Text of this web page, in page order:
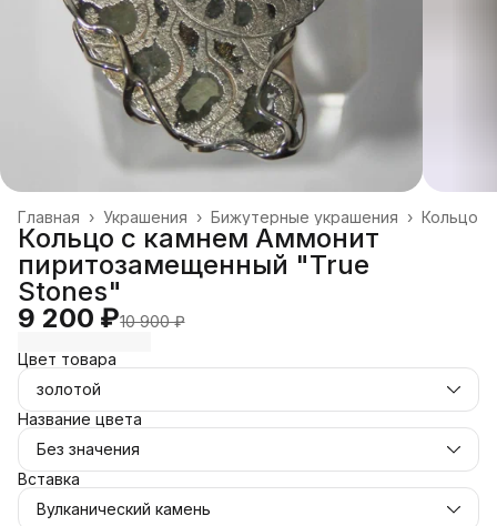
Кольцо
Бижутерные украшения ›
Украшения ›
Главная ›
Кольцо с камнем Аммонит
пиритозамещенный "True
Stones"
9 200 ₽10 900 ₽
Цвет товара
золотой
Название цвета
Без значения
Вставка
Вулканический камень